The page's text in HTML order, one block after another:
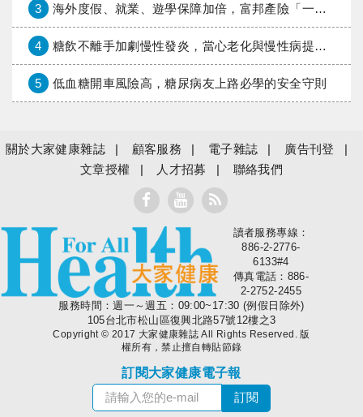
3 海外度假、就業、遊學保障加倍，富邦產險「一期逐夢」專案加碼遠距醫療與緊急救援
4 糖飲不離手加劇慢性發炎，當心老化與慢性病提早報到
5 低血糖開車風險高，糖尿病友上路必學的安全守則
關於大家健康雜誌 顧客服務 電子雜誌
廣告刊登
文章授權
人才招募 聯絡我們
大家健康
讀者服務專線：
886-2-2776-
6133#4
傳真電話：886-
2-2752-2455
服務時間：週一～週五：09:00~17:30 (例假日除外)
105台北市松山區復興北路57號12樓之3
Copyright © 2017 大家健康雜誌 All Rights Reserved. 版
權所有，禁止擅自轉貼節錄
訂閱大家健康電子報